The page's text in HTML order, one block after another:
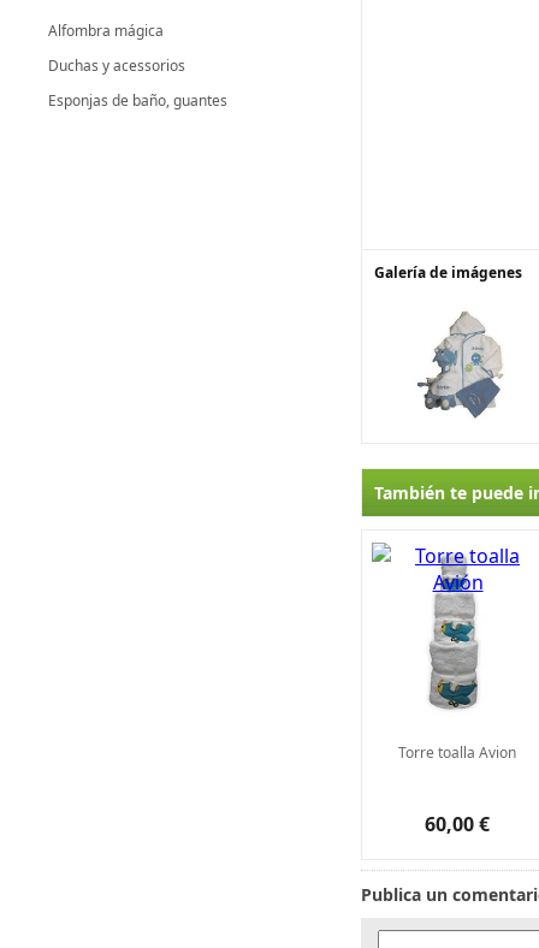
Alfombra mágica
Duchas y acessorios
Esponjas de baño, guantes
Galería de imágenes
También te puede
Torre toalla Avion
60,00 €
Publica un